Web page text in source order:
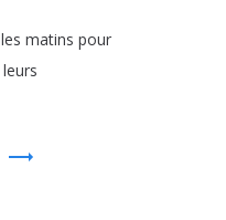
les matins pour
leurs